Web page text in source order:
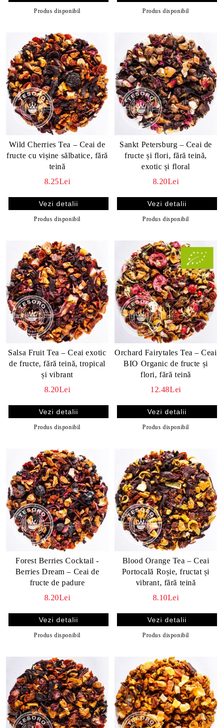
Produs disponibil Produs disponibil
Wild Cherries Tea – Ceai de
fructe cu vișine sălbatice, fără
teină
8.25Lei
Vezi detalii
Produs disponibil
Sankt Petersburg – Ceai de
fructe și flori, fără teină,
exotic și floral
8.20Lei
Vezi detalii
Produs disponibil
Salsa Fruit Tea – Ceai exotic
de fructe, fără teină, tropical
și vibrant
8.20Lei
Vezi detalii
Produs disponibil
Orchard Fairytales Tea – Ceai
BIO Organic de fructe și
flori, fără teină
12.48Lei
Vezi detalii
Produs disponibil
Forest Berries Cocktail -
Berries Dream – Ceai de
fructe de padure
8.20Lei
Vezi detalii
Produs disponibil
Blood Orange Tea – Ceai
Portocală Roșie, fructat și
vibrant, fără teină
8.10Lei
Vezi detalii
Produs disponibil